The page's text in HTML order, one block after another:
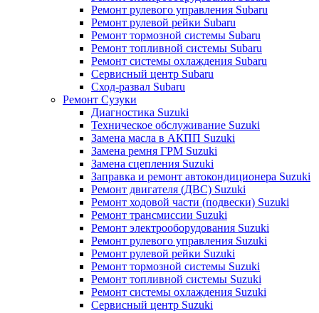
Ремонт рулевого управления Subaru
Ремонт рулевой рейки Subaru
Ремонт тормозной системы Subaru
Ремонт топливной системы Subaru
Ремонт системы охлаждения Subaru
Сервисный центр Subaru
Сход-развал Subaru
Ремонт Сузуки
Диагностика Suzuki
Техническое обслуживание Suzuki
Замена масла в АКПП Suzuki
Замена ремня ГРМ Suzuki
Замена сцепления Suzuki
Заправка и ремонт автокондиционера Suzuki
Ремонт двигателя (ДВС) Suzuki
Ремонт ходовой части (подвески) Suzuki
Ремонт трансмиссии Suzuki
Ремонт электрооборудования Suzuki
Ремонт рулевого управления Suzuki
Ремонт рулевой рейки Suzuki
Ремонт тормозной системы Suzuki
Ремонт топливной системы Suzuki
Ремонт системы охлаждения Suzuki
Сервисный центр Suzuki